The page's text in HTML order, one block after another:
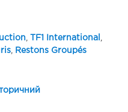
TF1 International
,
Restons Groupés